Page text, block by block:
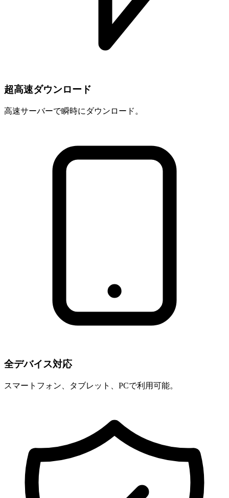
超高速ダウンロード
高速サーバーで瞬時にダウンロード。
全デバイス対応
スマートフォン、タブレット、PCで利用可能。